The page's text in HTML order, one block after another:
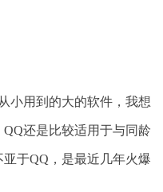
小用到的大的软件，我想
还是比较适用于与同龄
于QQ，是最近几年火爆